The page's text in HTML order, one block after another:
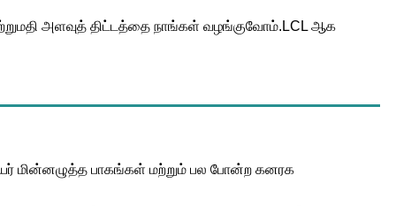
அளவுத் திட்டத்தை நாங்கள் வழங்குவோம்.LCL ஆக
உயர் மின்னழுத்த பாகங்கள் மற்றும் பல போன்ற கனரக